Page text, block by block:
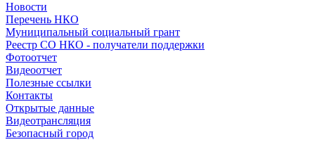
Новости
Перечень НКО
Муниципальный социальный грант
Реестр СО НКО - получатели поддержки
Фотоотчет
Видеоотчет
Полезные ссылки
Контакты
Открытые данные
Видеотрансляция
Безопасный город